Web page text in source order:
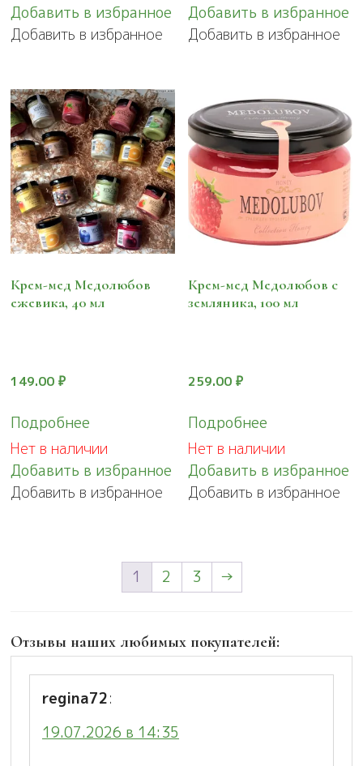
Добавить в избранное
Добавить в избранное
Добавить в избранное
Добавить в избранное
Крем-мед Медолюбов
ежевика, 40 мл
149.00 ₽
Подробнее
Нет в наличии
Добавить в избранное
Добавить в избранное
Крем-мед Медолюбов с
земляника, 100 мл
259.00₽
Подробнее
Нет в наличии
Добавить в избранное
Добавить в избранное
1 2 3 →
Отзывы наших любимых покупателей:
regina72:
19.07.2026 в 14:35